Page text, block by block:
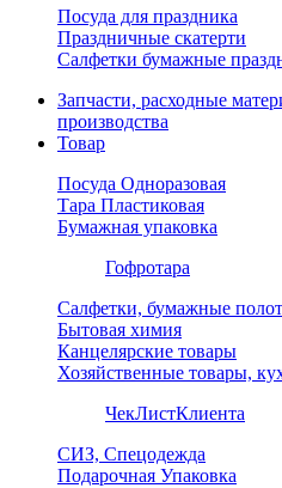
Посуда для праздника
Праздничные скатерти
Салфетки бумажные
Запчасти, расходные
производства
Товар
Посуда Одноразовая
Тара Пластиковая
Бумажная упаковка
Гофротара
Салфетки, бумажные
Бытовая химия
Канцелярские товары
Хозяйственные товары,
ЧекЛистКлиента
СИЗ, Спецодежда
Подарочная Упаковка